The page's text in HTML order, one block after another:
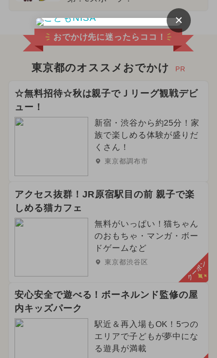
おでかけ先に迷ったらココ！
東京都のオススメおでかけ PR
☆無料招待☆秋は親子でＪリーグ観戦デビ
ュー！
新宿・渋谷から約25分！家
族で楽しめる体験が盛りだ
くさん！
東京都調布市
アクセス抜群！JR原宿駅目の前 親子で楽
しめる猫カフェ
無料がいっぱい！猫ちゃん
のおもちゃ・マンガ・ボー
ドゲームなど
東京都渋谷区 クーポン
安心安全で遊べる！ボーネルンド監修の屋
内キッズパーク
駅近＆再入場もOK！5つの
エリアで子どもが夢中にな
る遊具が満載
×